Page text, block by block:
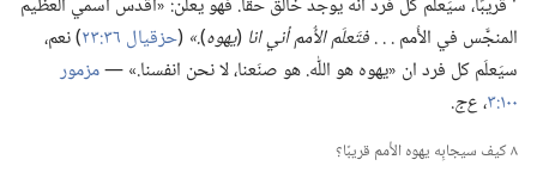
قريبًا،‏ سيَعلَم كل فرد انه يوجد خالق حقًّا.‏ فهو يعلن:‏ «أُقدِّس اسمي العظيم
المنجَّس في الأُمم .‏ .‏ .‏فتَعلَم الأُمم أني انا ‏(‏يهوه‏)‏
‏.‏»
‏(‏حزقيال ٣٦:‏٢٣
‏)‏ نعم،‏
سيَعلَم كل فرد ان «يهوه هو اللّٰه.‏ هو صنَعنا،‏ لا نحن انفسنا.‏» —‏مزمور
١٠٠:‏٣ ‏،‏ع‌ج‏.‏
٨ كيف سيجابِه يهوه الأُمم قريبًا؟‏